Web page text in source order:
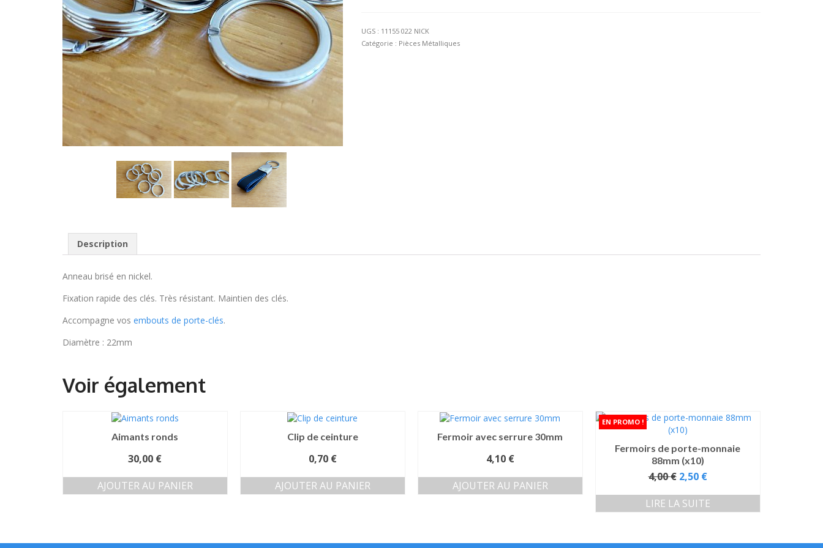
UGS : 11155 022 NICK
Catégorie : Pièces Métalliques
Description
Anneau brisé en nickel.
Fixation rapide des clés. Très résistant. Maintien des clés.
Accompagne vos embouts de porte-clés.
Diamètre : 22mm
Aimants ronds
30,00 €
AJOUTER AU PANIER
Clip de ceinture
0,70 €
AJOUTER AU PANIER
Fermoir avec serrure 30mm
4,10 €
AJOUTER AU PANIER
Fermoirs de porte-monnaie
88mm (x10)
4,00€ Le
initial
était :
2,50 €
LIRE LA SUITE